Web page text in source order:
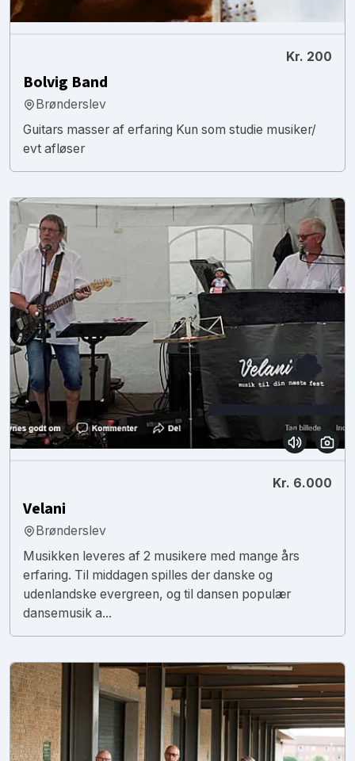
Kr. 200
Bolvig Band
Brønderslev
Guitars masser af erfaring Kun som studie musiker/
evt afløser
Kr. 6.000
Velani
Brønderslev
Musikken leveres af 2 musikere med mange års
erfaring. Til middagen spilles der danske og
udenlandske evergreen, og til dansen populær
dansemusik a...